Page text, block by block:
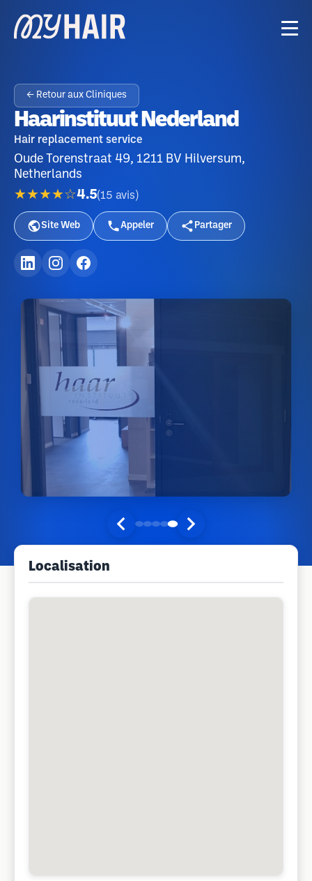
← Retour aux Cliniques
Haarinstituut Nederland
Hair replacement service
Oude Torenstraat 49, 1211 BV Hilversum,
Netherlands
★★★★☆4.5(15 avis )
Site Web Appeler Partager
Localisation